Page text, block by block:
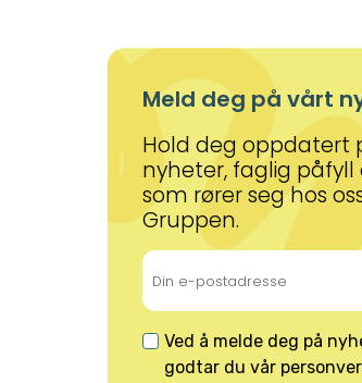
Meld deg på vårt
Hold deg oppdatert
nyheter, faglig påfyll
som rører seg hos
Gruppen.
Ved å melde deg på
godtar du vår